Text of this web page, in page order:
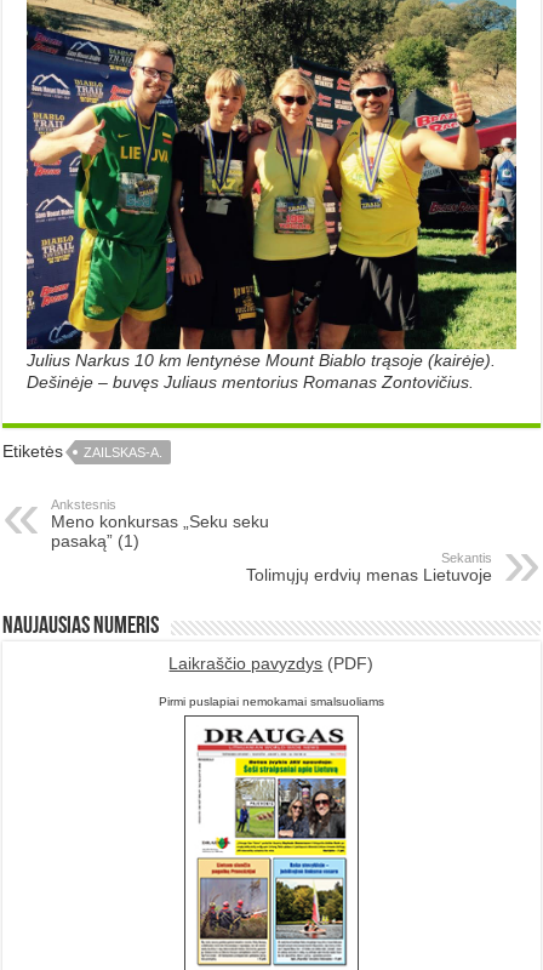
Julius Narkus 10 km lentynėse Mount Biablo trąsoje (kairėje).
Dešinėje – buvęs Juliaus mentorius Romanas Zontovičius.
Etiketės ZAILSKAS-A.
Ankstesnis
Meno konkursas „Seku seku
pasaką” (1)
Sekantis
Tolimųjų erdvių menas Lietuvoje
Naujausias numeris
Laikraščio pavyzdys (PDF)
Pirmi puslapiai nemokamai smalsuoliams